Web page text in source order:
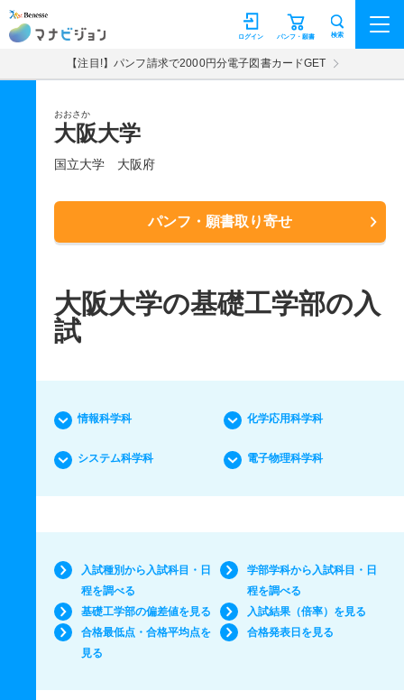
マナビジョン パンフ・願書
ログイン 検索
【注目!】パンフ請求で2000円分電子図書カードGET
おおさか
大阪大学
国立大学 大阪府
パンフ・願書取り寄せ
大阪大学の基礎工学部の入
試
情報科学科 化学応用科学科
システム科学科 電子物理科学科
入試種別から入試科目・日
程を調べる
学部学科から入試科目・日
程を調べる
基礎工学部の偏差値を見る
入試結果（倍率）を見る
合格最低点・合格平均点を
見る
合格発表日を見る